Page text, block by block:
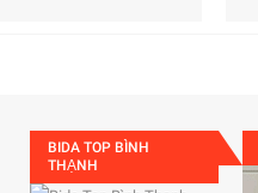
BIDA TOP BÌNH
THẠNH